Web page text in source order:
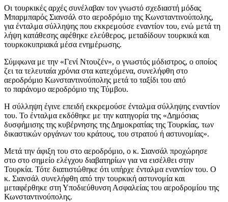
Οι τουρκικές αρχές συνέλαβαν τον γνωστό σχεδιαστή μόδας
Μπαρμπαρός Σιανσάλ στο αεροδρόμιο της Κωνσταντινούπολης,
για ένταλμα σύλληψης που εκκρεμούσε εναντίον του, ενώ μετά τη
λήψη κατάθεσης αφέθηκε ελεύθερος, μεταδίδουν τουρκικά και
τουρκοκυπριακά μέσα ενημέρωσης.
Σύμφωνα με την «Γενί Ντουζέν», ο γνωστός μόδιστρος, ο οποίος
ζει τα τελευταία χρόνια στα κατεχόμενα, συνελήφθη στο
αεροδρόμιο Κωνσταντινούπολης μετά το ταξίδι του από
το παράνομο αεροδρόμιο της Τύμβου.
Η σύλληψη έγινε επειδή εκκρεμούσε ένταλμα σύλληψης εναντίον
του. Το ένταλμα εκδόθηκε με την κατηγορία της «Δημόσιας
δυσφήμισης της κυβέρνησης της Δημοκρατίας της Τουρκίας, των
δικαστικών οργάνων του κράτους, του στρατού ή αστυνομίας».
Μετά την άφιξη του στο αεροδρόμιο, ο κ. Σιανσάλ προχώρησε
στο στο σημείο ελέγχου διαβατηρίων για να εισέλθει στην
Τουρκία. Τότε διαπιστώθηκε ότι υπήρχε ένταλμα εναντίον του. Ο
κ. Σιανσάλ συνελήφθη από την τουρκική αστυνομία και
μεταφέρθηκε στη Υποδιεύθυνση Ασφαλείας του αεροδρομίου της
Κωνσταντινούπολης.